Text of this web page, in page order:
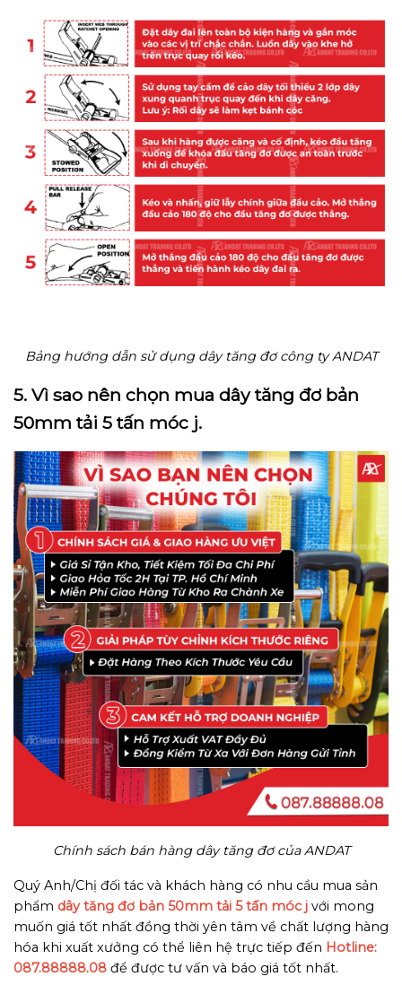
Bảng hướng dẫn sử dụng dây tăng đơ công ty ANDAT
5. Vì sao nên chọn mua dây tăng đơ bản
50mm tải 5 tấn móc j.
Chính sách bán hàng dây tăng đơ của ANDAT
Quý Anh/Chị đối tác và khách hàng có nhu cầu mua sản
phẩm dây tăng đơ bản 50mm tải 5 tấn móc j với mong
muốn giá tốt nhất đồng thời yên tâm về chất lượng hàng
hóa khi xuất xưởng có thể liên hệ trực tiếp đến Hotline:
087.88888.08 để được tư vấn và báo giá tốt nhất.